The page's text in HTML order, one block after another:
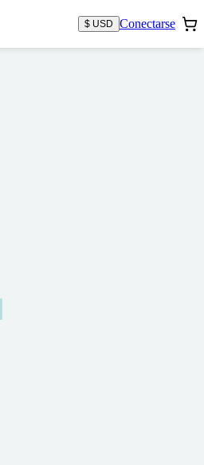
$ USD Conectarse